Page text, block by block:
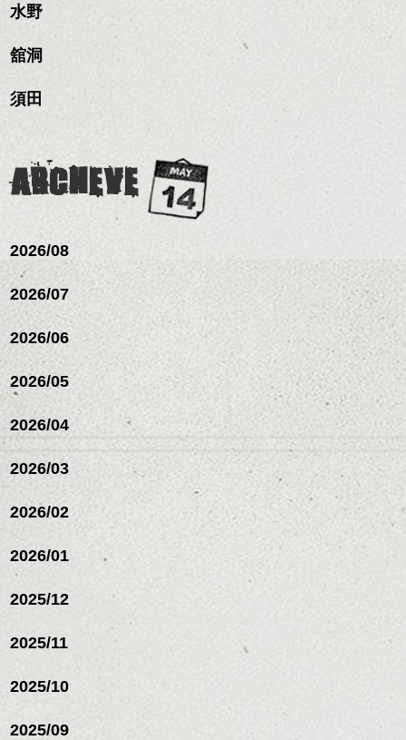
こちら、シラスとネギの味噌クリームチー
ズピザ。
こちら子供が大好きベーコンとツナコーン
のマヨネーズピザ
すみません、あとは写真撮る前に食べちゃ
リートメント/ブリーチ/イン
ハンサムショート／ヘッド
ハンサムショート／ヘッド
スパ／伸びても目立たない
ヘアカラー/ハイライト/ダブ
ルカラー/髪質改善/TOKIOト
リートメント/ブリーチ/イン
ナーカラー/イルミナカラー/
ミニボブ/抜け感ショート/バ
スタイリングも簡単で、
ワックスとオイル、バー
ム等の質感を調整しやす
ながら
整えるだけですよ。
これからのスタイルチェ
ンジの事等
是非なんでもご相談して
下さい。
お待ちしております
シバタ
がら耳かけアレンジする
是非なんでもご相談して
下さいね。
水野
舘洞
須田
ARCHEVE
2026/08
2026/07
2026/06
2026/05
2026/04
2026/03
2026/02
2026/01
2025/12
2025/11
2025/10
2025/09